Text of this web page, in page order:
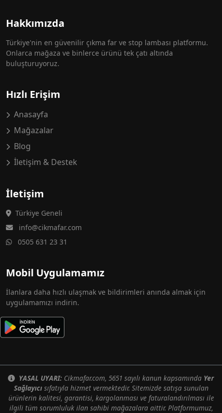
Hakkımızda
Türkiye'nin en güvenilir çıkma far ve stop lambası platformu.
Onlarca mağaza ve binlerce ürünü tek çatı altında
buluşturuyoruz.
Hızlı Erişim
Anasayfa
Mağazalar
Blog
İletişim & Destek
İletişim
Türkiye Geneli
info@cikmafar.com
0505 631 23 31
Mobil Uygulamamız
İlanlara daha hızlı ulaşmak ve bildirimleri anında almak için
uygulamamızı indirin.
YASAL UYARI: Cikmafar.com, 5651 sayılı kanun kapsamında Yer
Sağlayıcısıfatıyla hizmet vermektedir. Sitemizde satışa sunulan
ürünlerin kalitesi, garantisi, kargolanması ve faturalandırılması ile
ilgili tüm sorumluluk ilan sahibi mağazalara aittir. Platformumuz,